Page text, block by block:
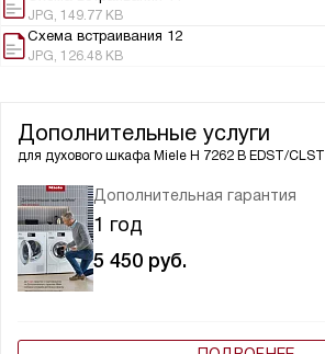
JPG, 149.77 KB
Схема встраивания 12
JPG, 126.48 KB
Дополнительные услуги
для духового шкафа Miele H 7262 B EDST/CLST
Дополнительная гарантия
1 год
5 450 руб.